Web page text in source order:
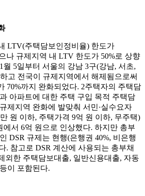
LTV(주택담보인정비율) 한도가
나 규제지역 내 LTV 한도가 50%로 상향
월 5일부터 서울의 강남 3구(강남, 서초,
고 전국이 규제지역에서 해제됨으로써
70%까지 완화되었다. 2주택자의 주택담
아파트에 대한 주택 구입 목적 주택담
제지역 완화에 발맞춰 서민·실수요자
원 이하, 주택가격 9억 원 이하, 무주택)
에서 6억 원으로 인상했다. 하지만 총부
DSR 규제는 현행(은행권 40%, 비은행
. 참고로 DSR 계산에 사용되는 총부채
외한 주택담보대출, 일반신용대출, 자동
이 포함된다.